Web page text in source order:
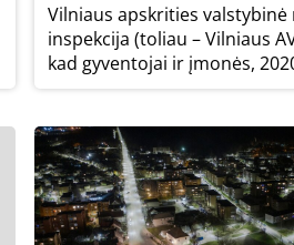
Vilniaus apskrities valstybinė
inspekcija (toliau – Vilniaus
kad gyventojai ir įmonės,
turėję ir/ ar įsigiję
turi pateikti Nekilnojamojo